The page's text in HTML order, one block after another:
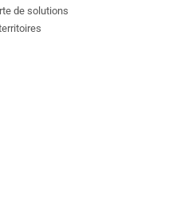
de solutions